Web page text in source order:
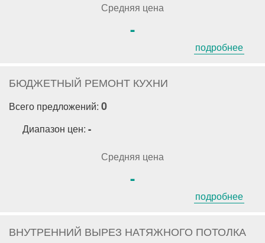
Средняя цена
-
подробнее
БЮДЖЕТНЫЙ РЕМОНТ КУХНИ
Всего предложений: 0
Диапазон цен: -
Средняя цена
-
подробнее
ВНУТРЕННИЙ ВЫРЕЗ НАТЯЖНОГО ПОТОЛКА